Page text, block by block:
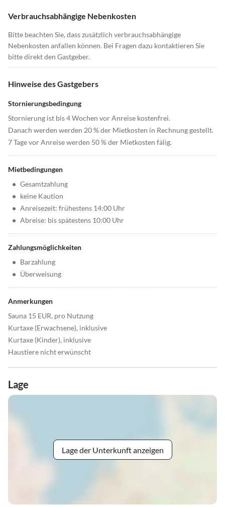
Verbrauchsabhängige Nebenkosten
Bitte beachten Sie, dass zusätzlich verbrauchsabhängige
Nebenkosten anfallen können. Bei Fragen dazu kontaktieren Sie
bitte direkt den Gastgeber.
Hinweise des Gastgebers
Stornierungsbedingung
Stornierung ist bis 4 Wochen vor Anreise kostenfrei.
Danach werden werden 20 % der Mietkosten in Rechnung gestellt.
7 Tage vor Anreise werden 50 % der Mietkosten fälig.
Mietbedingungen
• Gesamtzahlung
• keine Kaution
• Anreisezeit: frühestens 14:00 Uhr
• Abreise: bis spätestens 10:00 Uhr
Zahlungsmöglichkeiten
• Barzahlung
• Überweisung
Anmerkungen
Sauna 15 EUR, pro Nutzung
Kurtaxe (Erwachsene), inklusive
Kurtaxe (Kinder), inklusive
Haustiere nicht erwünscht
Lage
Lage der Unterkunft anzeigen